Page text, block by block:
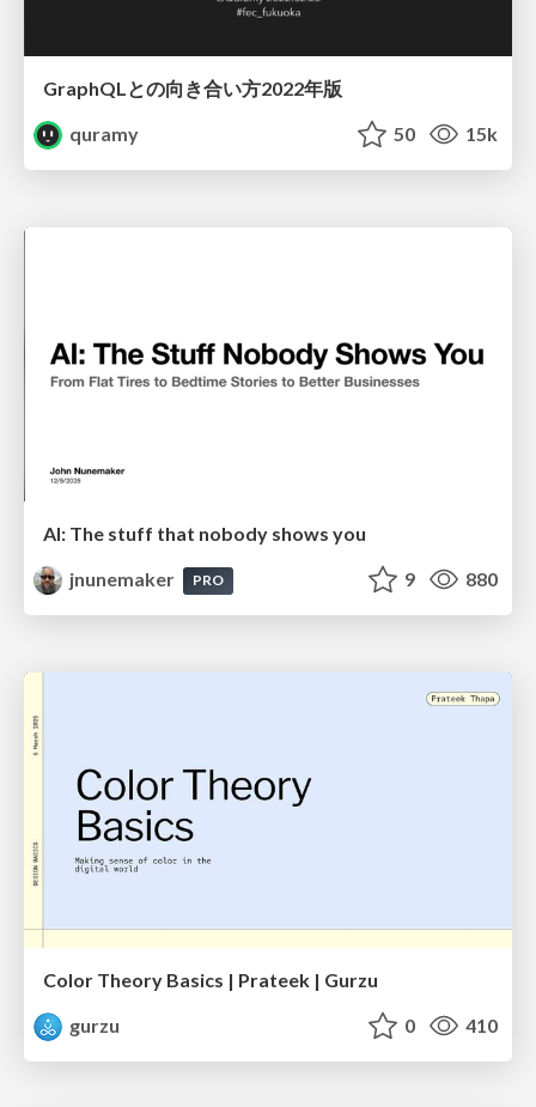
GraphQLとの向き合い方2022年版
quramy
50 15k
AI: The stuff that nobody shows you
jnunemaker
PRO 9 880
Color Theory Basics | Prateek | Gurzu
gurzu
0 410